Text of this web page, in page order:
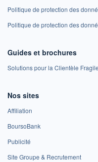
Politique de protection des
Politique de protection des
Guides et brochures
Solutions pour la Clientèle Fragile
Nos sites
Affiliation
BoursoBank
Publicité
Site Groupe & Recrutement